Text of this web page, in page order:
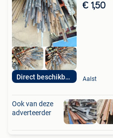
Direct beschikbaar
€ 1,50
Aalst
Ook van deze
adverteerder